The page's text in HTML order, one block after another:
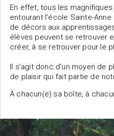
En effet, tous les
entourant l’école Sainte-
de décors aux
élèves peuvent se retrouver
créer, à se retrouver pour le
Il s’agit donc d’un moyen de
de plaisir qui fait partie de
À chacun(e) sa boîte, à